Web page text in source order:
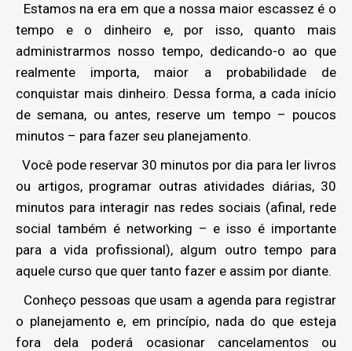
Estamos na era em que a nossa maior escassez é o
tempo e o dinheiro e, por isso, quanto mais
administrarmos nosso tempo, dedicando-o ao que
realmente importa, maior a probabilidade de
conquistar mais dinheiro. Dessa forma, a cada início
de semana, ou antes, reserve um tempo – poucos
minutos – para fazer seu planejamento.
Você pode reservar 30 minutos por dia para ler livros
ou artigos, programar outras atividades diárias, 30
minutos para interagir nas redes sociais (afinal, rede
social também é networking – e isso é importante
para a vida profissional), algum outro tempo para
aquele curso que quer tanto fazer e assim por diante.
Conheço pessoas que usam a agenda para registrar
o planejamento e, em princípio, nada do que esteja
fora dela poderá ocasionar cancelamentos ou